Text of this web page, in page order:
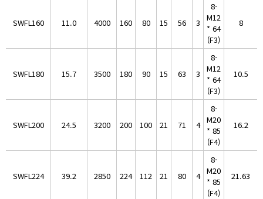
SWFL160 11.0 4000 160 80 15 56 3
8-
M12
* 64
(F3)
8
SWFL180 15.7 3500 180 90 15 63 3
8-
M12
* 64
(F3)
10.5
SWFL200 24.5 3200 200 100 21 71 4
8-
M20
* 85
(F4)
16.2
SWFL224 39.2 2850 224 112 21 80 4
8-
M20
* 85
(F4)
21.63